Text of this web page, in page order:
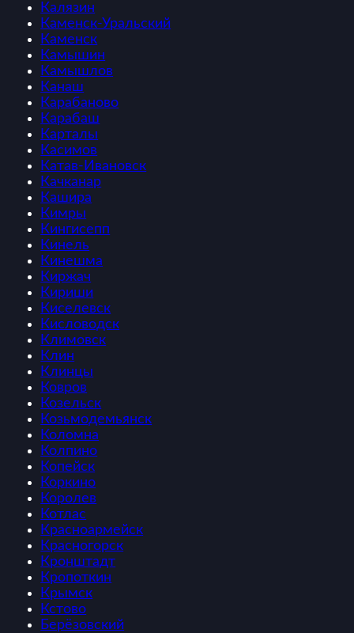
Калязин
Каменск-Уральский
Каменск
Камышин
Камышлов
Канаш
Карабаново
Карабаш
Карталы
Касимов
Катав-Ивановск
Качканар
Кашира
Кимры
Кингисепп
Кинель
Кинешма
Киржач
Кириши
Киселевск
Кисловодск
Климовск
Клин
Клинцы
Ковров
Козельск
Козьмодемьянск
Коломна
Колпино
Копейск
Коркино
Королев
Котлас
Красноармейск
Красногорск
Кронштадт
Кропоткин
Крымск
Кстово
Берёзовский